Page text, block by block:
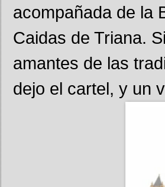
acompañada de la
Caidas de Triana.
amantes de las
dejo el cartel, y un